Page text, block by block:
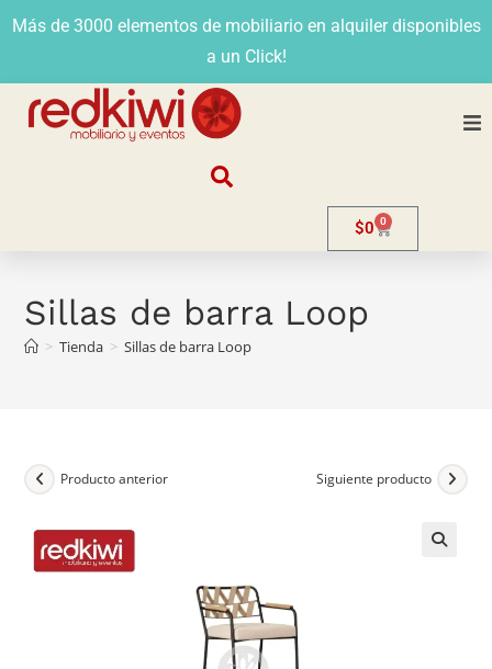
Más de 3000 elementos de mobiliario en alquiler disponibles
a un Click!
Contacto
$0 0
Sillas de barra Loop
> Tienda > Sillas de barra Loop
Producto anterior Siguiente producto